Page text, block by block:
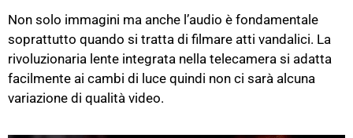
Non solo immagini ma anche l’audio è fondamentale
soprattutto quando si tratta di filmare atti vandalici. La
rivoluzionaria lente integrata nella telecamera si adatta
facilmente ai cambi di luce quindi non ci sarà alcuna
variazione di qualità video.